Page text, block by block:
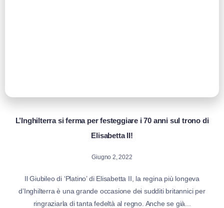
L’Inghilterra si ferma per festeggiare i 70 anni sul trono di
Elisabetta II!
Giugno 2, 2022
Il Giubileo di ‘Platino’ di Elisabetta II, la regina più longeva
d’Inghilterra è una grande occasione dei sudditi britannici per
ringraziarla di tanta fedeltà al regno. Anche se già...